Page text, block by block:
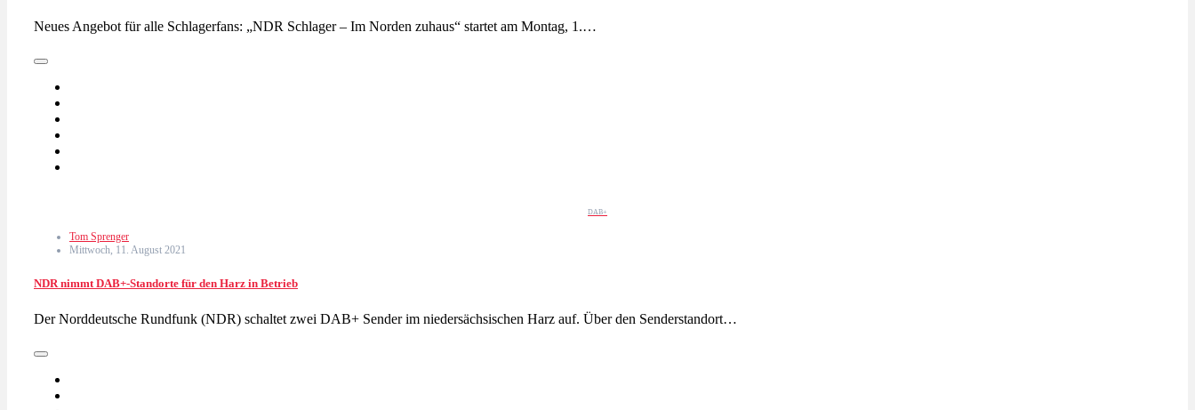
Neues Angebot für alle Schlagerfans: „NDR Schlager – Im Norden zuhaus“ startet am Montag, 1.…
DAB+
Tom Sprenger
Mittwoch, 11. August 2021
NDR nimmt DAB+-Standorte für den Harz in Betrieb
Der Norddeutsche Rundfunk (NDR) schaltet zwei DAB+ Sender im niedersächsischen Harz auf. Über den Senderstandort…